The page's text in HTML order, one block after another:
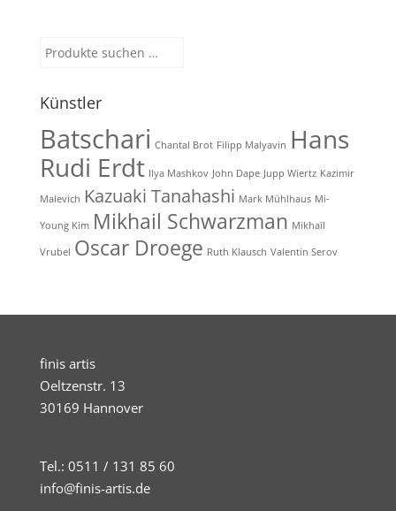
Suchen
Künstler
Batschari Chantal Brot Filipp Malyavin Hans
Rudi Erdt Ilya Mashkov John Dape Jupp Wiertz Kazimir
Malevich Kazuaki Tanahashi Mark Mühlhaus Mi-
Young Kim Mikhail Schwarzman Mikhail
Vrubel Oscar Droege Ruth Klausch Valentin Serov
finis artis
Oeltzenstr. 13
30169 Hannover
Tel.: 0511 / 131 85 60
info@finis-artis.de